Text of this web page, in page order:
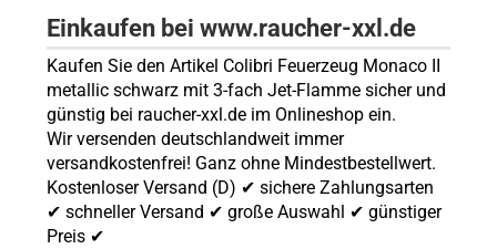
Einkaufen bei www.raucher-xxl.de
Kaufen Sie den Artikel Colibri Feuerzeug Monaco II
metallic schwarz mit 3-fach Jet-Flamme sicher und
günstig bei raucher-xxl.de im Onlineshop ein.
Wir versenden deutschlandweit immer
versandkostenfrei! Ganz ohne Mindestbestellwert.
Kostenloser Versand (D) ✔ sichere Zahlungsarten
✔ schneller Versand ✔ große Auswahl ✔ günstiger
Preis ✔